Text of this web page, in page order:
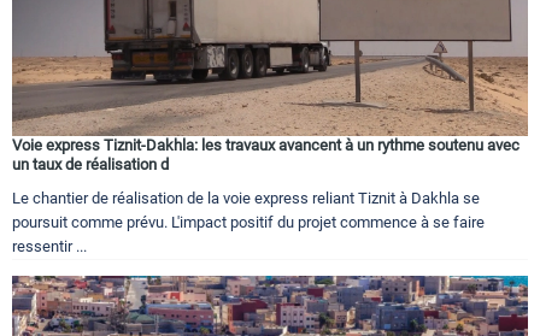
Voie express Tiznit-Dakhla: les travaux avancent à un rythme soutenu avec
un taux de réalisation d
Le chantier de réalisation de la voie express reliant Tiznit à Dakhla se
poursuit comme prévu. L'impact positif du projet commence à se faire
ressentir ...